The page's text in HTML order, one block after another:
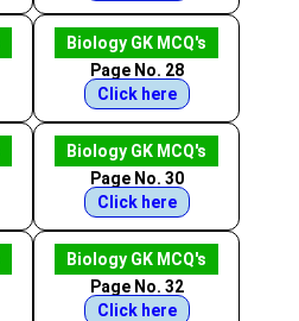
Biology GK MCQ's
Page No. 28
Click here
Biology GK MCQ's
Page No. 30
Click here
Biology GK MCQ's
Page No. 32
Click here